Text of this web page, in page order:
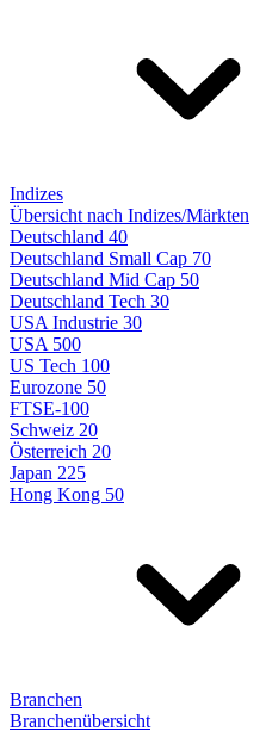
Indizes
Übersicht nach Indizes/Märkten
Deutschland 40
Deutschland Small Cap 70
Deutschland Mid Cap 50
Deutschland Tech 30
USA Industrie 30
USA 500
US Tech 100
Eurozone 50
FTSE-100
Schweiz 20
Österreich 20
Japan 225
Hong Kong 50
Branchen
Branchenübersicht